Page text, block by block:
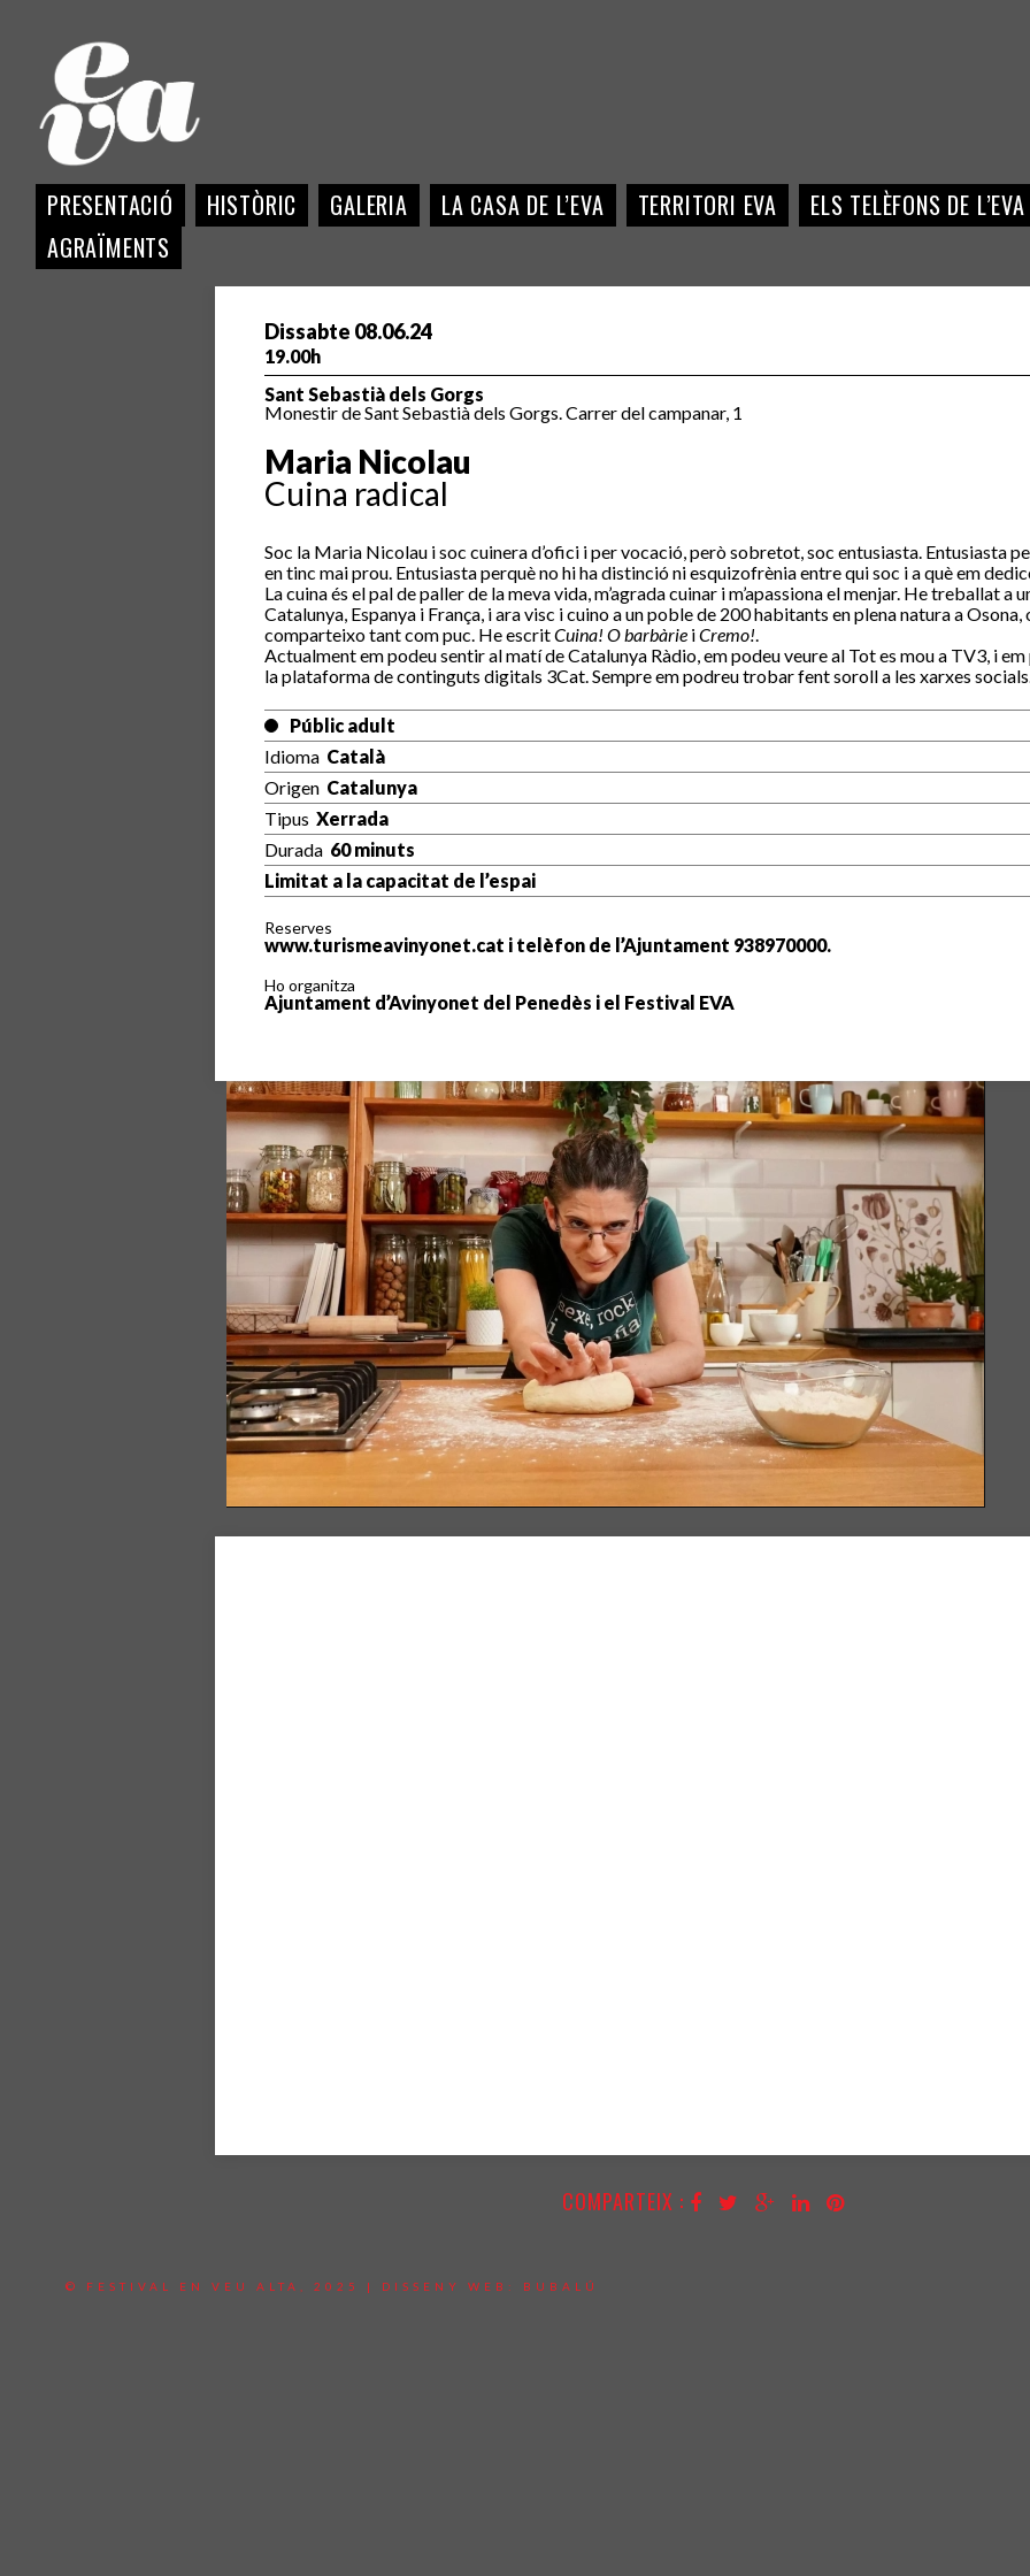
PRESENTACIÓ HISTÒRIC GALERIA LA CASA DE L’EVA TERRITORI EVA ELS TELÈFONS DE L’EVA
AGRAÏMENTS
Dissabte 08.06.24
19.00h
Sant Sebastià dels Gorgs
Monestir de Sant Sebastià dels Gorgs. Carrer del campanar, 1
Maria Nicolau
Cuina radical
Soc la Maria Nicolau i soc cuinera d’ofici i per vocació, però sobretot, soc entusiasta. Entusiasta
en tinc mai prou. Entusiasta perquè no hi ha distinció ni esquizofrènia entre qui soc i a què em
La cuina és el pal de paller de la meva vida, m’agrada cuinar i m’apassiona el menjar. He treballat a
Catalunya, Espanya i França, i ara visc i cuino a un poble de 200 habitants en plena natura a
comparteixo tant com puc. He escritCuina! O barbàrieiCremo!
Actualment em podeu sentir al matí de Catalunya Ràdio, em podeu veure al Tot es mou a TV3, i
la plataforma de continguts digitals 3Cat. Sempre em podreu trobar fent soroll a les xarxes socials.
Públic adult
Idioma Català
Origen Catalunya
Tipus Xerrada
Durada 60 minuts
Limitat a la capacitat de l’espai
Reserves
www.turismeavinyonet.cat i telèfon de l’Ajuntament 938970000.
Ho organitza
Ajuntament d’Avinyonet del Penedès i el Festival EVA
COMPARTEIX :
© FESTIVAL EN VEU ALTA, 2025 | DISSENY WEB: BUBALÚ